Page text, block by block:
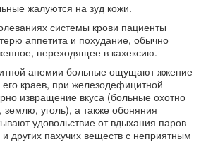
жалуются на зуд кожи.
системы крови пациенты
аппетита и похудание, обычно
переходящее в кахексию.
анемии больные ощущают жжение
его краев, при железодефицитной
извращение вкуса (больные охотно
землю, уголь), а также обоняния
удовольствие от вдыхания паров
других пахучих веществ с неприятным